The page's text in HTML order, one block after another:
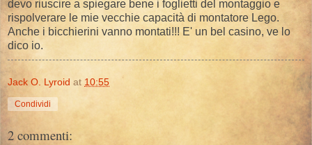
devo riuscire a spiegare bene i foglietti del montaggio e
rispolverare le mie vecchie capacità di montatore Lego.
Anche i bicchierini vanno montati!!! E' un bel casino, ve lo
dico io.
Jack O. Lyroid at 10:55
Condividi
2 commenti: